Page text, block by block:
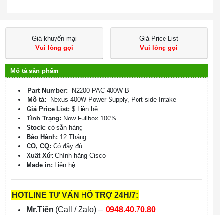
Giá khuyến mại
Vui lòng gọi
Giá Price List
Vui lòng gọi
Mô tả sản phẩm
Part Number:
N2200-PAC-400W-B
Mô tả:
Nexus 400W Power Supply, Port side Intake
Giá Price List: $ Liên hệ
Tình Trạng: New Fullbox 100%
Stock: có sẵn hàng
Bảo Hành: 12 Tháng.
CO, CQ: Có đầy đủ
Xuất Xứ: Chính hãng Cisco
Made in: Liên hệ
HOTLINE TƯ VẤN HỖ TRỢ 24H/7:
Mr.Tiến (Call / Zalo) – 0948.40.70.80